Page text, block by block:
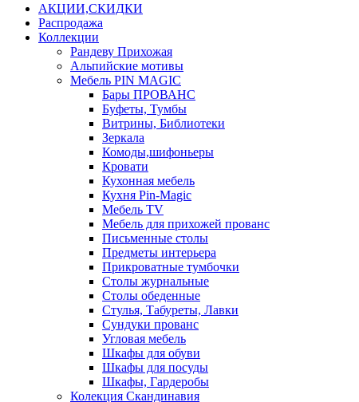
АКЦИИ,СКИДКИ
Распродажа
Коллекции
Рандеву Прихожая
Альпийские мотивы
Мебель PIN MAGIС
Бары ПРОВАНС
Буфеты, Тумбы
Витрины, Библиотеки
Зеркала
Комоды,шифоньеры
Кровати
Кухонная мебель
Кухня Pin-Magic
Мебель TV
Мебель для прихожей прованс
Письменные столы
Предметы интерьера
Прикроватные тумбочки
Столы журнальные
Столы обеденные
Стулья, Табуреты, Лавки
Сундуки прованс
Угловая мебель
Шкафы для обуви
Шкафы для посуды
Шкафы, Гардеробы
Колекция Скандинавия